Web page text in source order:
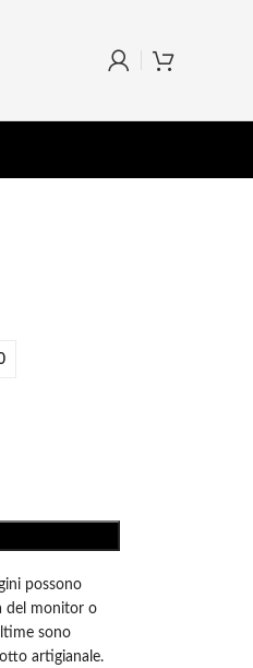
possono
del monitor o
sono
artigianale.